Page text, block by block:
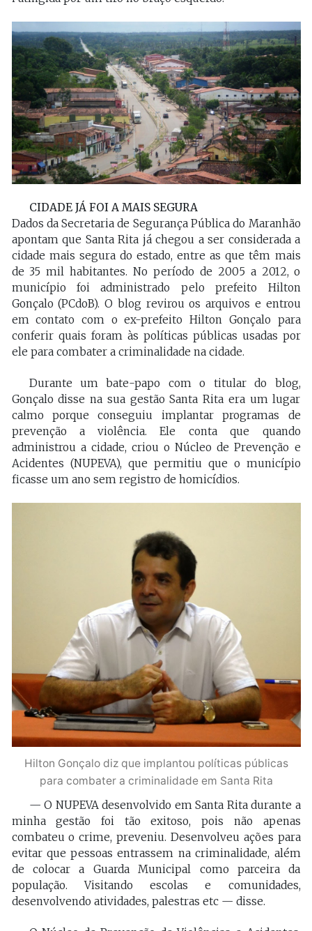
CIDADE JÁ FOI A MAIS SEGURA
Dados da Secretaria de Segurança Pública do Maranhão
apontam que Santa Rita já chegou a ser considerada a
cidade mais segura do estado, entre as que têm mais
de 35 mil habitantes. No período de 2005 a 2012, o
município foi administrado pelo prefeito Hilton
Gonçalo (PCdoB). O blog revirou os arquivos e entrou
em contato com o ex-prefeito Hilton Gonçalo para
conferir quais foram às políticas públicas usadas por
ele para combater a criminalidade na cidade.
Durante um bate-papo com o titular do blog,
Gonçalo disse na sua gestão Santa Rita era um lugar
calmo porque conseguiu implantar programas de
prevenção a violência. Ele conta que quando
administrou a cidade, criou o Núcleo de Prevenção e
Acidentes (NUPEVA), que permitiu que o município
ficasse um ano sem registro de homicídios.
Hilton Gonçalo diz que implantou políticas públicas
para combater a criminalidade em Santa Rita
— O NUPEVA desenvolvido em Santa Rita durante a
minha gestão foi tão exitoso, pois não apenas
combateu o crime, preveniu. Desenvolveu ações para
evitar que pessoas entrassem na criminalidade, além
de colocar a Guarda Municipal como parceira da
população. Visitando escolas e comunidades,
desenvolvendo atividades, palestras etc — disse.